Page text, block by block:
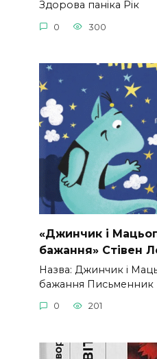
Здорова паніка Рік
0 300
«Джинчик і
бажання» Стівен
Назва: Джинчик і
бажання Письменник
0 201